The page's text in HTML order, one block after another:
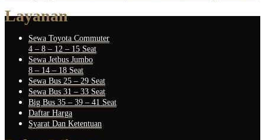
Layanan
Sewa Toyota Commuter
4 – 8 – 12 – 15 Seat
Sewa Jetbus Jumbo
8 – 14 – 18 Seat
Sewa Bus 25 – 29 Seat
Sewa Bus 31 – 33 Seat
Big Bus 35 – 39 – 41 Seat
Daftar Harga
Syarat Dan Ketentuan